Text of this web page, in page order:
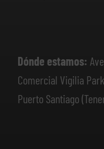
Dónde estamos:
Comercial Vigilia
Puerto Santiago